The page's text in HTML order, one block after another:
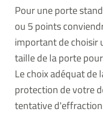
Pour une porte
ou 5 points
important de choisir
taille de la porte
Le choix adéquat de
protection de votre
tentative